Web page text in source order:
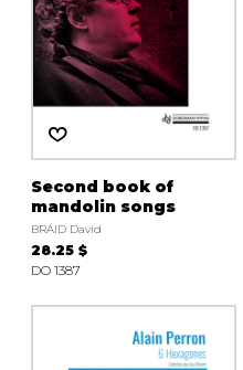
Second book of
mandolin songs
BRAID David
28.25 $
DO 1387